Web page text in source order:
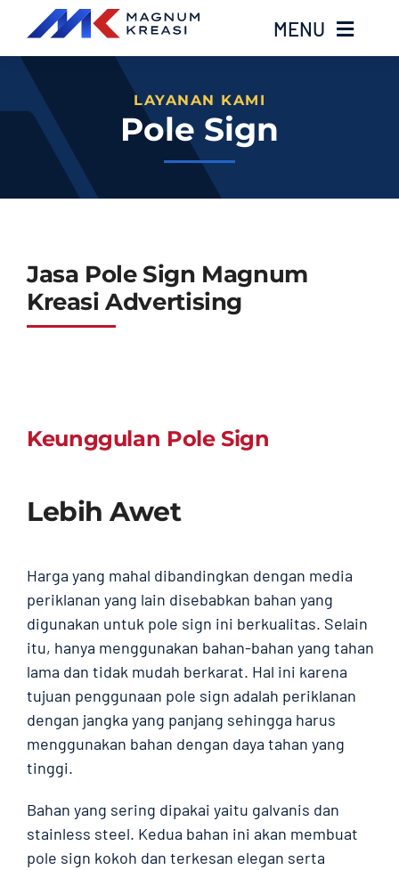
content
MENU
Home
Services
About
LAYANAN KAMI
Pole Sign
Jasa Pole Sign Magnum
Kreasi Advertising
Keunggulan Pole Sign
Lebih Awet
Harga yang mahal dibandingkan dengan media
periklanan yang lain disebabkan bahan yang
digunakan untuk pole sign ini berkualitas. Selain
itu, hanya menggunakan bahan-bahan yang tahan
lama dan tidak mudah berkarat. Hal ini karena
tujuan penggunaan pole sign adalah periklanan
dengan jangka yang panjang sehingga harus
menggunakan bahan dengan daya tahan yang
tinggi.
Bahan yang sering dipakai yaitu galvanis dan
stainless steel. Kedua bahan ini akan membuat
pole sign kokoh dan terkesan elegan serta